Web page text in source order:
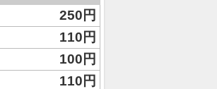
250円
110円
100円
110円